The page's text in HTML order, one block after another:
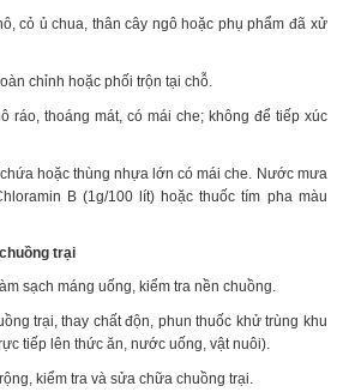
cỏ ủ chua, thân cây ngô hoặc phụ phẩm đã xử
chỉnh hoặc phối trộn tại chỗ.
ráo, thoáng mát, có mái che; không để tiếp xúc
hoặc thùng nhựa lớn có mái che. Nước mưa
B (1g/100 lít) hoặc thuốc tím pha màu
trại
sạch máng uống, kiểm tra nền chuồng.
trại, thay chất độn, phun thuốc khử trùng khu
tiếp lên thức ăn, nước uống, vật nuôi).
kiểm tra và sửa chữa chuồng trại.